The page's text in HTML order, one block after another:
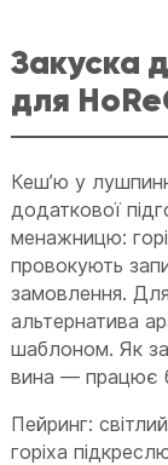
Закуска
для
Кеш’ю у
додаткової
менажницю:
провокують
замовлення.
альтернатива
шаблоном. Як
вина — працює
Пейринг:
горіха